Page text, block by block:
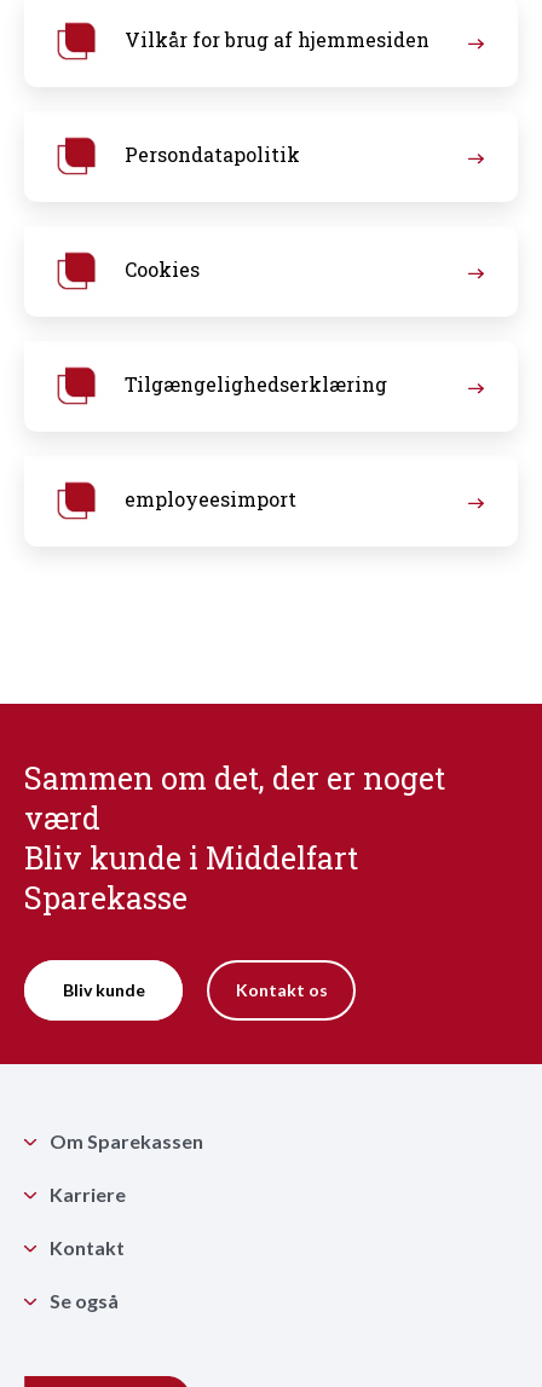
Vilkår for brug af hjemmesiden
Persondatapolitik
Cookies
Tilgængelighedserklæring
employeesimport
Sammen om det, der er noget
værd
Bliv kunde i Middelfart
Sparekasse
Bliv kunde Kontakt os
Om Sparekassen
Karriere
Kontakt
Se også